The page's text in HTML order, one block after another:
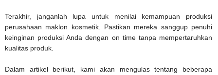
Terakhir, janganlah lupa untuk menilai kemampuan produksi
perusahaan maklon kosmetik. Pastikan mereka sanggup penuhi
keinginan produksi Anda dengan on time tanpa mempertaruhkan
kualitas produk.
Dalam artikel berikut, kami akan mengulas tentang beberapa